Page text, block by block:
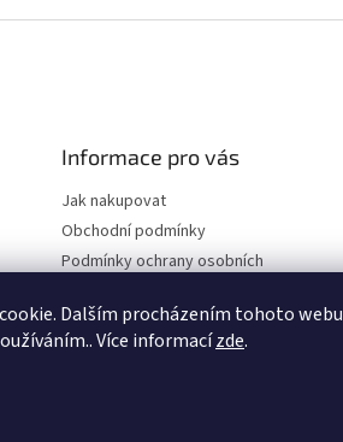
Dalším procházením tohoto webu
Více informacízde.
Informace pro vás
Jak nakupovat
Obchodní podmínky
Podmínky ochrany osobních
Kontakty